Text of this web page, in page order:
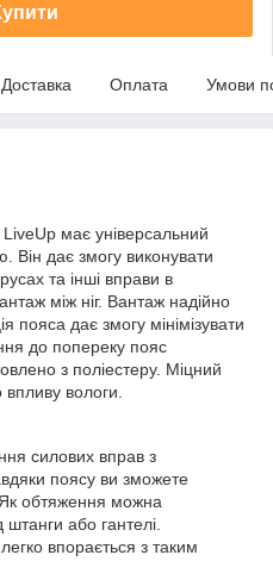
Доставка Оплата Умови
має універсальний
Він дає змогу виконувати
та інші вправи в
між ніг. Вантаж надійно
пояса дає змогу мінімізувати
до попереку пояс
з поліестеру. Міцний
вологи.
силових вправ з
поясу ви зможете
Як обтяження можна
штанги або гантелі.
впорається з таким